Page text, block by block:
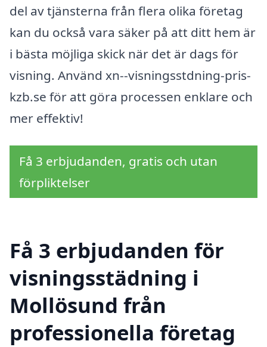
del av tjänsterna från flera olika företag
kan du också vara säker på att ditt hem är
i bästa möjliga skick när det är dags för
visning. Använd xn--visningsstdning-pris-
kzb.se för att göra processen enklare och
mer effektiv!
Få 3 erbjudanden, gratis och utan
förpliktelser
Få 3 erbjudanden för
visningsstädning i
Mollösund från
professionella företag